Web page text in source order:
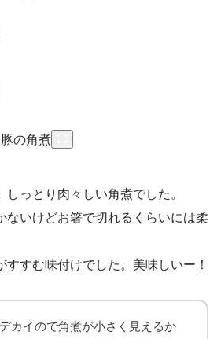
しっとり肉々しい角煮でした。
ないけどお箸で切れるくらいには柔
すすむ味付けでした。美味しいー！
カイので角煮が小さく見えるか